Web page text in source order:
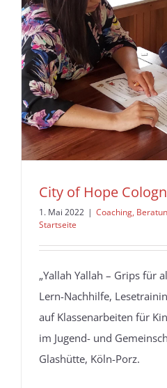
City of Hope
1. Mai 2022 | Coaching,
Startseite
„Yallah Yallah – Grips für
Lern-Nachhilfe,
auf Klassenarbeiten für
im Jugend- und
Glashütte, Köln-Porz.